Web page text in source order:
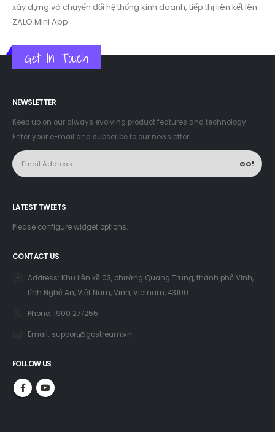
ABOUT US
VIREF – Virtual Referral Network
xây dựng và chuyển đổi hệ thống kinh doanh, tiếp thị liên kết lên
ZALO Mini App
Get In Touch
NEWSLETTER
Keep up on our always evolving product features and technology.
Enter your e-mail and subscribe to our newsletter.
CONTACT US
Address:Khu liền kề 03, phường Quang Trung, thành phố Vinh,
FOLLOW US